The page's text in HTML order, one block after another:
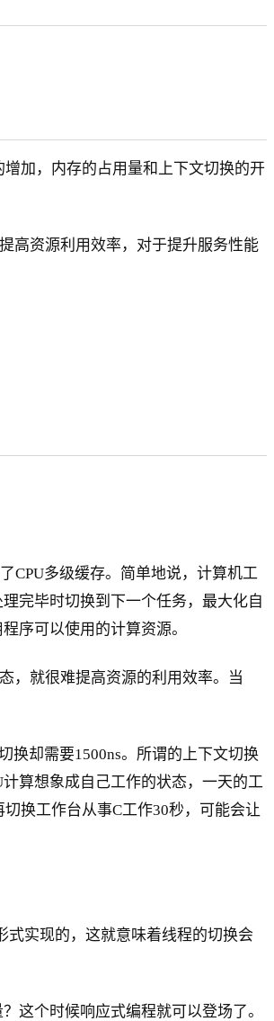
加，内存的占用量和上下文切换的开
高资源利用效率，对于提升服务性能
CPU多级缓存。简单地说，计算机工
完毕时切换到下一个任务，最大化自
序可以使用的计算资源。
，就很难提高资源的利用效率。当
换却需要1500ns。所谓的上下文切换
算想象成自己工作的状态，一天的工
换工作台从事C工作30秒，可能会让
式实现的，这就意味着线程的切换会
这个时候响应式编程就可以登场了。